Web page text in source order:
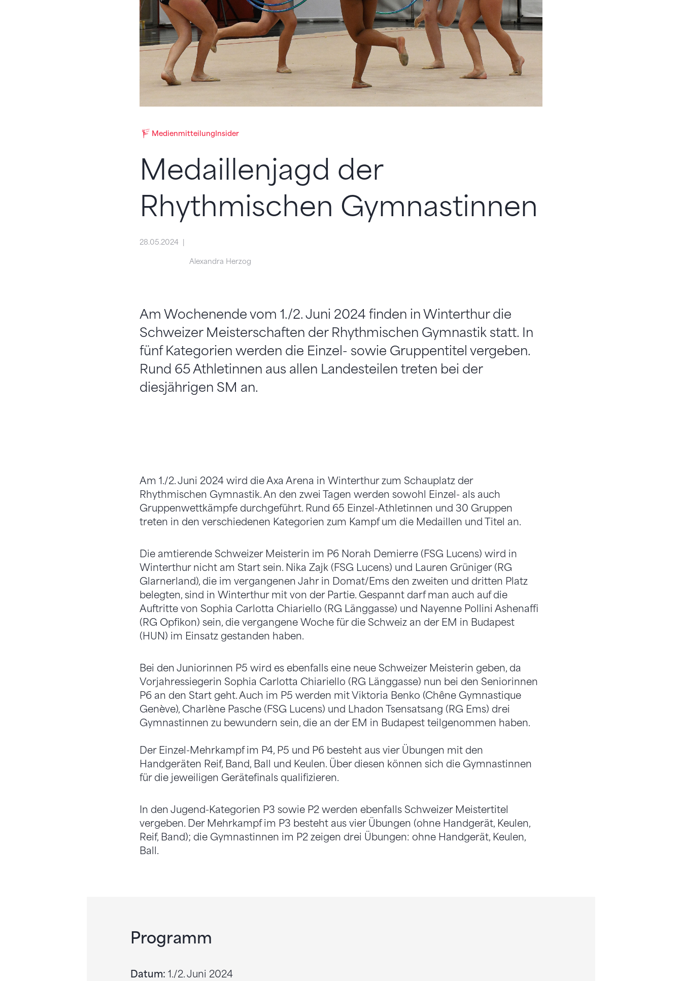
Medienmitteilung Insider
Medaillenjagd der
Rhythmischen Gymnastinnen
28.05.2024
Alexandra Herzog
Am Wochenende vom 1./2. Juni 2024 finden in Winterthur die
Schweizer Meisterschaften der Rhythmischen Gymnastik statt. In
fünf Kategorien werden die Einzel- sowie Gruppentitel vergeben.
Rund 65 Athletinnen aus allen Landesteilen treten bei der
diesjährigen SM an.
Am 1./2. Juni 2024 wird die Axa Arena in Winterthur zum Schauplatz der
Rhythmischen Gymnastik. An den zwei Tagen werden sowohl Einzel- als auch
Gruppenwettkämpfe durchgeführt. Rund 65 Einzel-Athletinnen und 30 Gruppen
treten in den verschiedenen Kategorien zum Kampf um die Medaillen und Titel an.
Die amtierende Schweizer Meisterin im P6 Norah Demierre (FSG Lucens) wird in
Winterthur nicht am Start sein. Nika Zajk (FSG Lucens) und Lauren Grüniger (RG
Glarnerland), die im vergangenen Jahr in Domat/Ems den zweiten und dritten Platz
belegten, sind in Winterthur mit von der Partie. Gespannt darf man auch auf die
Auftritte von Sophia Carlotta Chiariello (RG Länggasse) und Nayenne Pollini Ashenaffi
(RG Opfikon) sein, die vergangene Woche für die Schweiz an der EM in Budapest
(HUN) im Einsatz gestanden haben.
Bei den Juniorinnen P5 wird es ebenfalls eine neue Schweizer Meisterin geben, da
Vorjahressiegerin Sophia Carlotta Chiariello (RG Länggasse) nun bei den Seniorinnen
P6 an den Start geht. Auch im P5 werden mit Viktoria Benko (Chêne Gymnastique
Genève), Charlène Pasche (FSG Lucens) und Lhadon Tsensatsang (RG Ems) drei
Gymnastinnen zu bewundern sein, die an der EM in Budapest teilgenommen haben.
Der Einzel-Mehrkampf im P4, P5 und P6 besteht aus vier Übungen mit den
Handgeräten Reif, Band, Ball und Keulen. Über diesen können sich die Gymnastinnen
für die jeweiligen Gerätefinals qualifizieren.
In den Jugend-Kategorien P3 sowie P2 werden ebenfalls Schweizer Meistertitel
vergeben. Der Mehrkampf im P3 besteht aus vier Übungen (ohne Handgerät, Keulen,
Reif, Band); die Gymnastinnen im P2 zeigen drei Übungen: ohne Handgerät, Keulen,
Ball.
Programm
Datum:1./2. Juni 2024